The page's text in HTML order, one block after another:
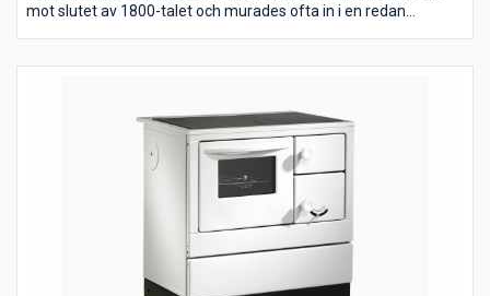
mot slutet av 1800-talet och murades ofta in i en redan
visar höger rökutgång. Okonom 85 Excellent är en utveckling av
våra andra varianter. Spisen har insyn eldstaden för att skapa
extra trivsel ni köket.. Spishällen är tillverkad i keramiskt glas för
enkel rengöring. Spisen kan anslutas bakåt eller åt sidan.